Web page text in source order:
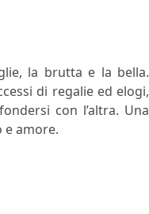
la brutta e la bella.
di regalie ed elogi,
con l’altra. Una
e amore.